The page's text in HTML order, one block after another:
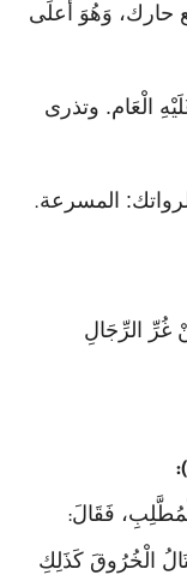
حارك، وَهُوَ أَعلَى
الْعَام. وتذرى
المسرعة.
غُرِّ الرِّجَالِ
):
فَقَالَ:
الْخُرُوقَ كَذَلِكِ